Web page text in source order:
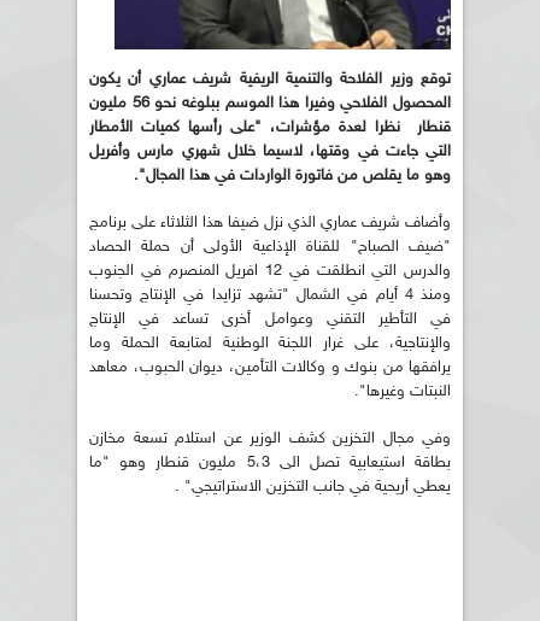
توقع وزير الفلاحة والتنمية الريفية شريف عماري أن يكون
المحصول الفلاحي وفيرا هذا الموسم ببلوغه نحو 56 مليون
قنطار نظرا لعدة مؤشرات، "على رأسها كميات الأمطار
التي جاءت في وقتها، لاسيما خلال شهري مارس وأفريل
وهو ما يقلص من فاتورة الواردات في هذا المجال".
وأضاف شريف عماري الذي نزل ضيفا هذا الثلاثاء على برنامج
"ضيف الصباح" للقناة الإذاعية الأولى أن حملة الحصاد
والدرس التي انطلقت في 12 افريل المنصرم في الجنوب
ومنذ 4 أيام في الشمال "تشهد تزايدا في الإنتاج وتحسنا
في التأطير التقني وعوامل أخرى تساعد في الإنتاج
والإنتاجية، على غرار اللجنة الوطنية لمتابعة الحملة وما
يرافقها من بنوك و وكالات التأمين، ديوان الحبوب، معاهد
النبتات وغيرها".
وفي مجال التخزين كشف الوزير عن استلام تسعة مخازن
بطاقة استيعابية تصل الى 5،3 مليون قنطار وهو "ما
يعطي أريحية في جانب التخزين الاستراتيجي" .